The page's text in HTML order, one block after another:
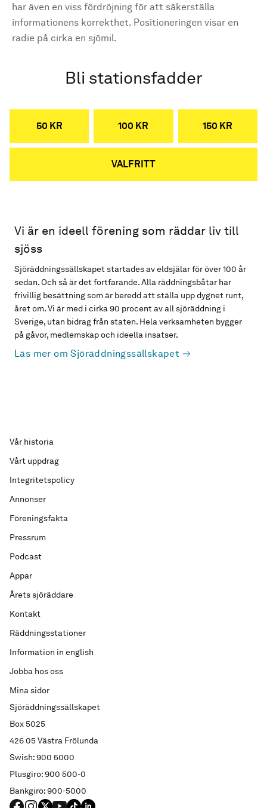
har även en viss fördröjning för att säkerställa
informationens korrekthet. Positioneringen visar en
radie på cirka en sjömil.
Bli stationsfadder
50 KR 100 KR 150 KR
VALFRITT
Vi är en ideell förening som räddar liv till
sjöss
Sjöräddningssällskapet startades av eldsjälar för över 100 år
sedan. Och så är det fortfarande. Alla räddningsbåtar har
frivillig besättning som är beredd att ställa upp dygnet runt,
året om. Vi är med i cirka 90 procent av all sjöräddning i
Sverige, utan bidrag från staten. Hela verksamheten bygger
på gåvor, medlemskap och ideella insatser.
Läs mer om Sjöräddningssällskapet
Sjöräddningssällskapet
Box 5025
426 05 Västra Frölunda
Swish: 900 5000
Plusgiro: 900 500-0
Bankgiro: 900-5000
Vår historia
Vårt uppdrag
Integritetspolicy
Annonser
Föreningsfakta
Pressrum
Podcast
Appar
Årets sjöräddare
Kontakt
Räddningsstationer
Information in english
Jobba hos oss
Mina sidor